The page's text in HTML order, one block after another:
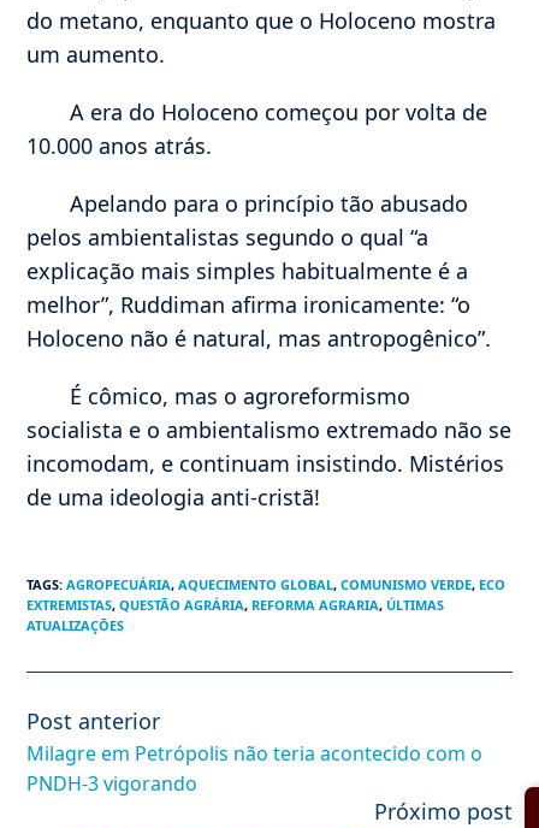
do metano, enquanto que o Holoceno mostra
um aumento.
A era do Holoceno começou por volta de
10.000 anos atrás.
Apelando para o princípio tão abusado
pelos ambientalistas segundo o qual “a
explicação mais simples habitualmente é a
melhor”, Ruddiman afirma ironicamente: “o
Holoceno não é natural, mas antropogênico”.
É cômico, mas o agroreformismo
socialista e o ambientalismo extremado não se
incomodam, e continuam insistindo. Mistérios
de uma ideologia anti-cristã!
TAGS:AGROPECUÁRIA, AQUECIMENTO GLOBAL, COMUNISMO VERDE, ECO
EXTREMISTAS, QUESTÃO AGRÁRIA, REFORMA AGRARIA, ÚLTIMAS
ATUALIZAÇÕES
Leia
mais
artigos
Post anterior
Milagre em Petrópolis não teria acontecido com o
PNDH-3 vigorando
Próximo post